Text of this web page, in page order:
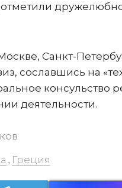
Санкт-
сославшись на
консульство
деятельности.
, Греция